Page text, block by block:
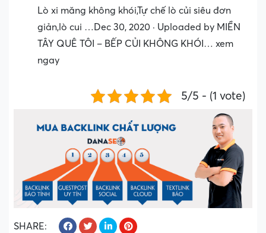
Lò xi măng không khói,Tự chế lò củi siêu đơn
giản,lò cui …Dec 30, 2020 · Uploaded by MIỀN
TÂY QUÊ TÔI – BẾP CỦI KHÔNG KHÓI… xem
ngay
5/5 - (1 vote)
SHARE: